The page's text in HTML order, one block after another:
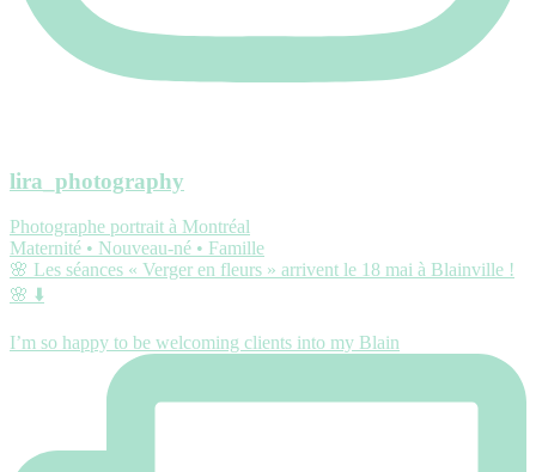
lira_photography
Photographe portrait à Montréal
Maternité • Nouveau-né • Famille
🌸 Les séances « Verger en fleurs » arrivent le 18 mai à Blainville !
🌸 ⬇️
I’m so happy to be welcoming clients into my Blain